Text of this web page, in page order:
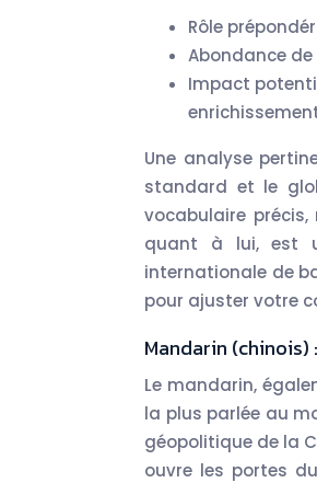
Rôle
Abondance
Impact
Une analyse
standard et le
vocabulaire
quant à lui, est
internationale de
pour ajuster votre
Mandarin
Le mandarin,
la plus parlée au
géopolitique de la
ouvre les portes